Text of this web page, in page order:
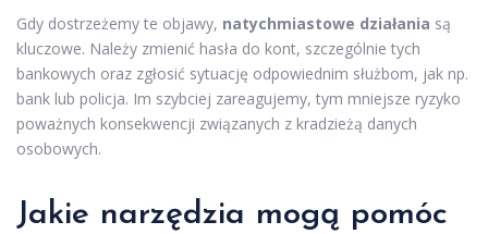
Gdy dostrzeżemy te objawy, natychmiastowe działania są
kluczowe. Należy zmienić hasła do kont, szczególnie tych
bankowych oraz zgłosić sytuację odpowiednim służbom, jak np.
bank lub policja. Im szybciej zareagujemy, tym mniejsze ryzyko
poważnych konsekwencji związanych z kradzieżą danych
osobowych.
Jakie narzędzia mogą pomóc